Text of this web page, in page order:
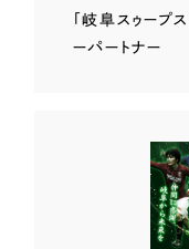
「岐阜スゥープス
ーパートナー